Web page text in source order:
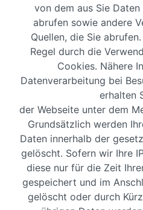
von dem aus Sie
abrufen sowie andere
Quellen, die Sie
Regel durch die
Cookies. Nähere
Datenverarbeitung bei
erhalten
der Webseite unter dem
Grundsätzlich werden
Daten innerhalb der
gelöscht. Sofern wir Ihre
diese nur für die Zeit
gespeichert und im
gelöscht oder durch